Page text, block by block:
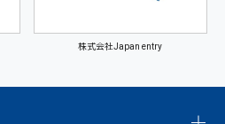
株式会社Japan entry